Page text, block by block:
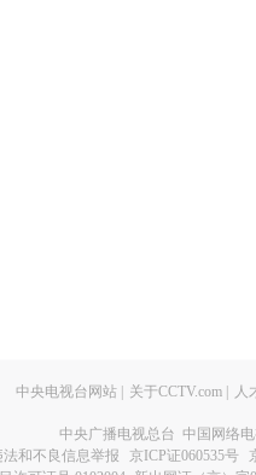
中央电视台网站 关于CCTV.com 人
中央广播电视总台 中国网络
法和不良信息举报
京ICP证060535号